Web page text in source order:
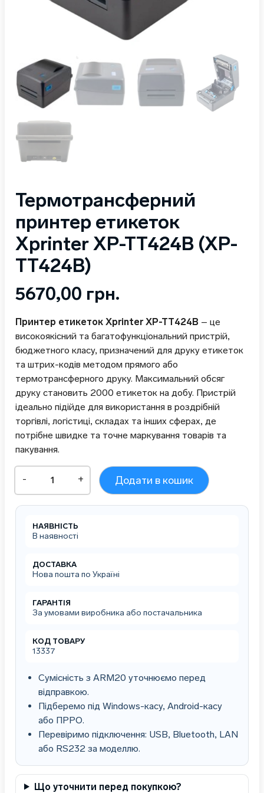
Термотрансферний
принтер етикеток
Xprinter XP-TT424B (XP-
TT424B)
5670,00 грн.
Принтер етикеток Xprinter XP-TT424B – це
високоякісний та багатофункціональний пристрій,
бюджетного класу, призначений для друку етикеток
та штрих-кодів методом прямого або
термотрансферного друку. Максимальний обсяг
друку становить 2000 етикеток на добу. Пристрій
ідеально підійде для використання в роздрібній
торгівлі, логістиці, складах та інших сферах, де
потрібне швидке та точне маркування товарів та
пакування.
Термотрансферний
принтер
етикеток
Xprinter
TT424B
(XP-
кількість
- + Додати в кошик
НАЯВНІСТЬ
В наявності
ДОСТАВКА
Нова пошта по Україні
ГАРАНТІЯ
За умовами виробника або постачальника
КОД ТОВАРУ
13337
Сумісність з ARM20 уточнюємо перед
відправкою.
Підберемо під Windows-касу, Android-касу
або ПРРО.
Перевіримо підключення: USB, Bluetooth, LAN
або RS232 за моделлю.
Що уточнити перед покупкою?